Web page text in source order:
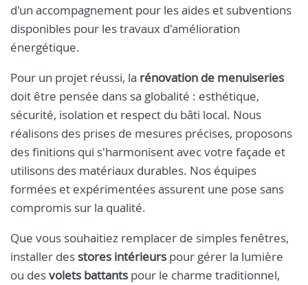
d'un accompagnement pour les aides et subventions
disponibles pour les travaux d'amélioration
énergétique.
Pour un projet réussi, la rénovation de menuiseries
doit être pensée dans sa globalité : esthétique,
sécurité, isolation et respect du bâti local. Nous
réalisons des prises de mesures précises, proposons
des finitions qui s'harmonisent avec votre façade et
utilisons des matériaux durables. Nos équipes
formées et expérimentées assurent une pose sans
compromis sur la qualité.
Que vous souhaitiez remplacer de simples fenêtres,
installer des stores intérieurs pour gérer la lumière
ou desvolets battants pour le charme traditionnel,